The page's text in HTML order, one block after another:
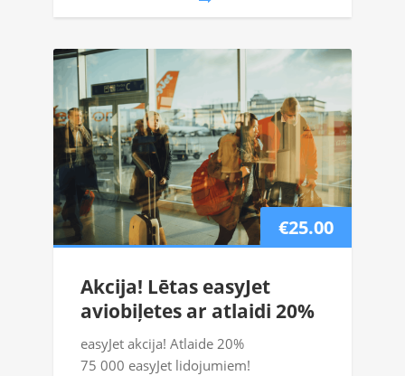
€25.00
Akcija! Lētas easyJet
aviobiļetes ar atlaidi 20%
easyJet akcija! Atlaide 20%
75 000 easyJet lidojumiem!